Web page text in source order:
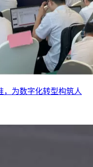
，为数字化转型构筑人